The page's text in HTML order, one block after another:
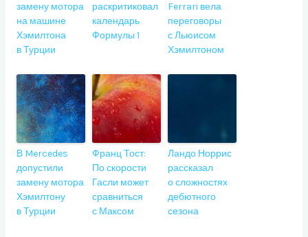
замену мотора
на машине
Хэмилтона
в Турции
раскритиковал
календарь
Формулы 1
Ferrari вела
переговоры
с Льюисом
Хэмилтоном
В Mercedes
допустили
замену мотора
Хэмилтону
в Турции
Франц Тост:
По скорости
Гасли может
сравниться
с Максом
Ландо Норрис
рассказал
о сложностях
дебютного
сезона